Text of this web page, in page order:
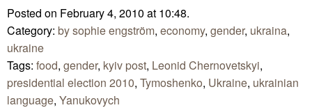
Posted on February 4, 2010 at 10:48.
Category: by sophie engström, economy, gender, ukraina,
ukraine
Tags: food, gender, kyiv post, Leonid Chernovetskyi,
presidential election 2010, Tymoshenko, Ukraine, ukrainian
language, Yanukovych